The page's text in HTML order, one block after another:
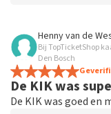
Beoordeling van
Perfecte
tickets.
Henny van de
Bij TopTicketShop
Den Bosch
De KIK was
De KIK was goed en